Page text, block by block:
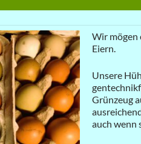
Wir mögen
Eiern.
Unsere
Grünzeug
auch wenn